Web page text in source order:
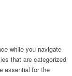
while you navigate
that are categorized
essential for the